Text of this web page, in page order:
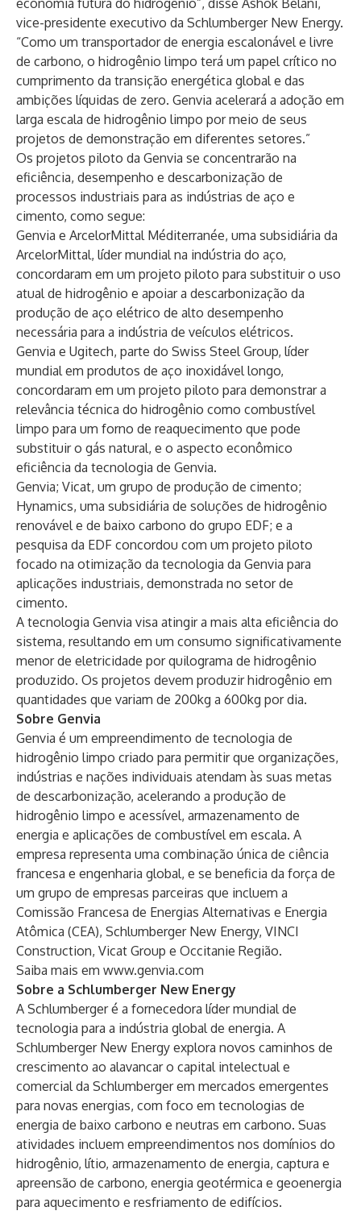
economia futura do hidrogênio”, disse Ashok Belani,
vice-presidente executivo da Schlumberger New Energy.
“Como um transportador de energia escalonável e livre
de carbono, o hidrogênio limpo terá um papel crítico no
cumprimento da transição energética global e das
ambições líquidas de zero. Genvia acelerará a adoção em
larga escala de hidrogênio limpo por meio de seus
projetos de demonstração em diferentes setores.”
Os projetos piloto da Genvia se concentrarão na
eficiência, desempenho e descarbonização de
processos industriais para as indústrias de aço e
cimento, como segue:
Genvia e ArcelorMittal Méditerranée, uma subsidiária da
ArcelorMittal, líder mundial na indústria do aço,
concordaram em um projeto piloto para substituir o uso
atual de hidrogênio e apoiar a descarbonização da
produção de aço elétrico de alto desempenho
necessária para a indústria de veículos elétricos.
Genvia e Ugitech, parte do Swiss Steel Group, líder
mundial em produtos de aço inoxidável longo,
concordaram em um projeto piloto para demonstrar a
relevância técnica do hidrogênio como combustível
limpo para um forno de reaquecimento que pode
substituir o gás natural, e o aspecto econômico
eficiência da tecnologia de Genvia.
Genvia; Vicat, um grupo de produção de cimento;
Hynamics, uma subsidiária de soluções de hidrogênio
renovável e de baixo carbono do grupo EDF; e a
pesquisa da EDF concordou com um projeto piloto
focado na otimização da tecnologia da Genvia para
aplicações industriais, demonstrada no setor de
cimento.
A tecnologia Genvia visa atingir a mais alta eficiência do
sistema, resultando em um consumo significativamente
menor de eletricidade por quilograma de hidrogênio
produzido. Os projetos devem produzir hidrogênio em
quantidades que variam de 200kg a 600kg por dia.
Sobre Genvia
Genvia é um empreendimento de tecnologia de
hidrogênio limpo criado para permitir que organizações,
indústrias e nações individuais atendam às suas metas
de descarbonização, acelerando a produção de
hidrogênio limpo e acessível, armazenamento de
energia e aplicações de combustível em escala. A
empresa representa uma combinação única de ciência
francesa e engenharia global, e se beneficia da força de
um grupo de empresas parceiras que incluem a
Comissão Francesa de Energias Alternativas e Energia
Atômica (CEA), Schlumberger New Energy, VINCI
Construction, Vicat Group e Occitanie Região.
Saiba mais em www.genvia.com
Sobre a Schlumberger New Energy
A Schlumberger é a fornecedora líder mundial de
tecnologia para a indústria global de energia. A
Schlumberger New Energy explora novos caminhos de
crescimento ao alavancar o capital intelectual e
comercial da Schlumberger em mercados emergentes
para novas energias, com foco em tecnologias de
energia de baixo carbono e neutras em carbono. Suas
atividades incluem empreendimentos nos domínios do
hidrogênio, lítio, armazenamento de energia, captura e
apreensão de carbono, energia geotérmica e geoenergia
para aquecimento e resfriamento de edifícios.